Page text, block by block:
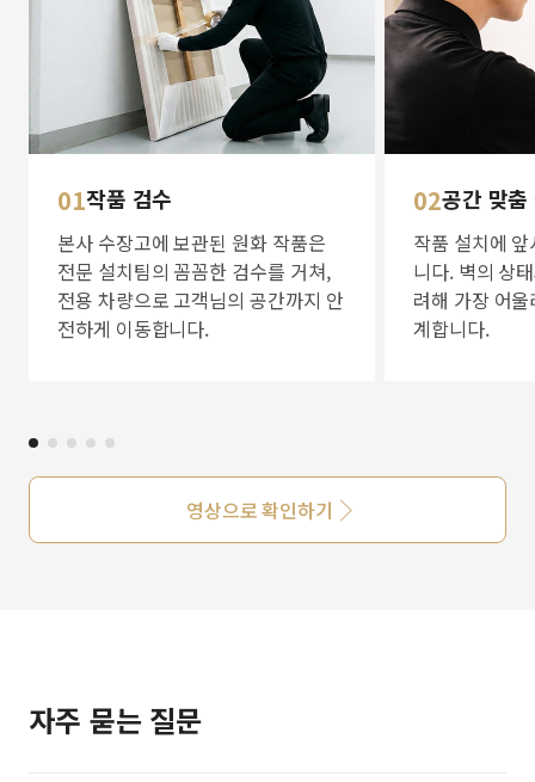
01작품 검수
본사 수장고에 보관된 원화 작품은
전문 설치팀의 꼼꼼한 검수를 거쳐,
전용 차량으로 고객님의 공간까지 안
전하게 이동합니다.
02공간 맞
작품 설치에
니다. 벽의 상
려해 가장 어
계합니다.
영상으로 확인하기
자주 묻는 질문